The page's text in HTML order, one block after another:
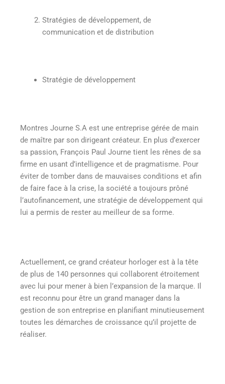
Stratégies de développement, de
communication et de distribution
Stratégie de développement
Montres Journe S.A est une entreprise gérée de main
de maître par son dirigeant créateur. En plus d’exercer
sa passion, François Paul Journe tient les rênes de sa
firme en usant d’intelligence et de pragmatisme. Pour
éviter de tomber dans de mauvaises conditions et afin
de faire face à la crise, la société a toujours prôné
l’autofinancement, une stratégie de développement qui
lui a permis de rester au meilleur de sa forme.
Actuellement, ce grand créateur horloger est à la tête
de plus de 140 personnes qui collaborent étroitement
avec lui pour mener à bien l’expansion de la marque. Il
est reconnu pour être un grand manager dans la
gestion de son entreprise en planifiant minutieusement
toutes les démarches de croissance qu’il projette de
réaliser.